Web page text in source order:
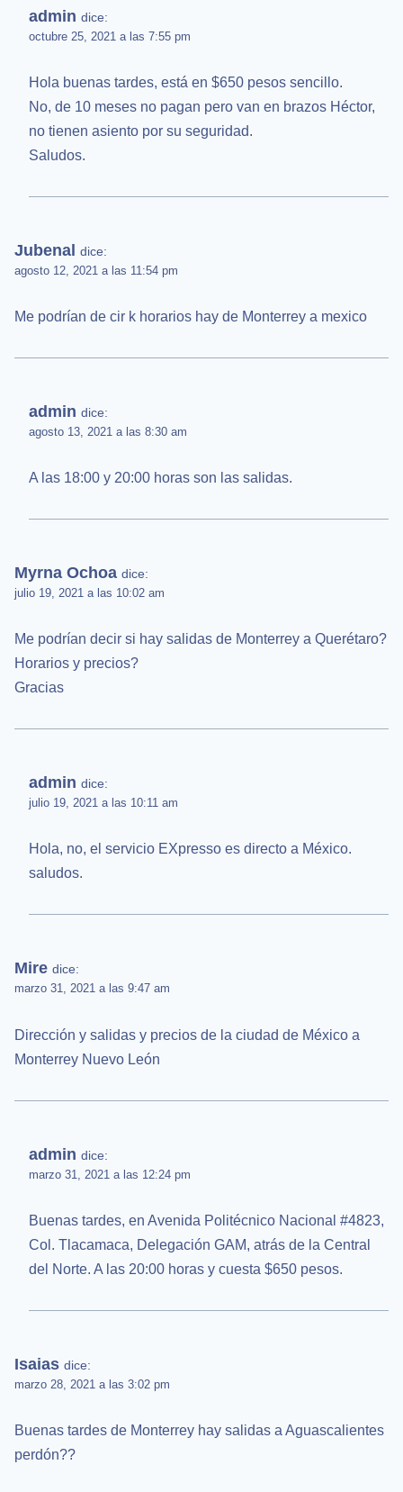
admin dice:
octubre 25, 2021 a las 7:55 pm
Hola buenas tardes, está en $650 pesos sencillo.
No, de 10 meses no pagan pero van en brazos Héctor,
no tienen asiento por su seguridad.
Saludos.
Jubenal dice:
agosto 12, 2021 a las 11:54 pm
Me podrían de cir k horarios hay de Monterrey a mexico
admin dice:
agosto 13, 2021 a las 8:30 am
A las 18:00 y 20:00 horas son las salidas.
Myrna Ochoa dice:
julio 19, 2021 a las 10:02 am
Me podrían decir si hay salidas de Monterrey a Querétaro?
Horarios y precios?
Gracias
admin dice:
julio 19, 2021 a las 10:11 am
Hola, no, el servicio EXpresso es directo a México.
saludos.
Mire dice:
marzo 31, 2021 a las 9:47 am
Dirección y salidas y precios de la ciudad de México a
Monterrey Nuevo León
admin dice:
marzo 31, 2021 a las 12:24 pm
Buenas tardes, en Avenida Politécnico Nacional #4823,
Col. Tlacamaca, Delegación GAM, atrás de la Central
del Norte. A las 20:00 horas y cuesta $650 pesos.
Isaias dice:
marzo 28, 2021 a las 3:02 pm
Buenas tardes de Monterrey hay salidas a Aguascalientes
perdón??